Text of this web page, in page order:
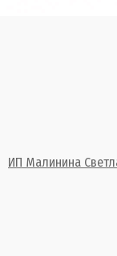
ИП Малинина